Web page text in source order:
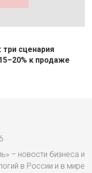
сценария
к продаже
– новости бизнеса и
в России и в мире